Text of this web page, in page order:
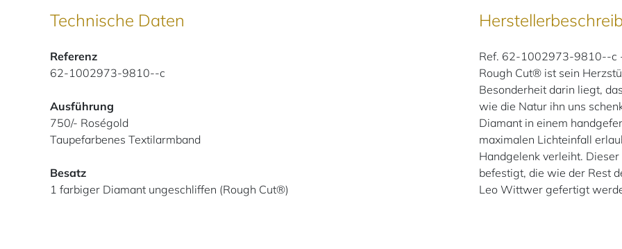
Technische Daten
Referenz
62-1002973-9810--c
Ausführung
750/- Roségold
Taupefarbenes Textilarmband
Besatz
1 farbiger Diamant ungeschliffen (Rough Cut®)
Ref. 62-1002973-9810--c
Rough Cut® ist sein
Besonderheit darin liegt,
wie die Natur ihn uns
Diamant in einem
maximalen Lichteinfall
Handgelenk verleiht.
befestigt, die wie der Rest
Leo Wittwer gefertigt